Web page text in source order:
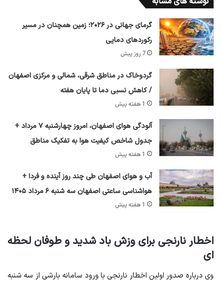
گرمای جهانی در ۲۰۲۶؛ زمین همچنان در مسیر
رکوردهای دمایی
7 روز پیش
گردوخاک در مناطق شرقی، شمالی و مرکزی اصفهان
/ کاهش نسبی دما تا پایان هفته
1 هفته پیش
آلودگی هوای اصفهان، امروز چهارشنبه ۷ مرداد +
جدول شاخص کیفیت هوا به تفکیک مناطق
1 هفته پیش
آب و هوای اصفهان طی چند روز آینده و فردا +
هواشناسی ساعتی اصفهان سه شنبه ۶ مرداد ۱۴۰۵
1 هفته پیش
اخطار نارنجی برای وزش باد شدید و طوفان لحظه
ای
وی درباره صدور اولین اخطار نارنجی با ورود سامانه بارشی از سه شنبه